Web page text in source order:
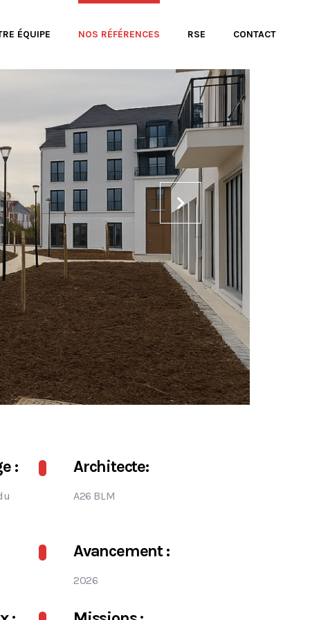
ÉQUIPE NOS RÉFÉRENCES RSE CONTACT
: Architecte:
A26 BLM
Avancement :
2026